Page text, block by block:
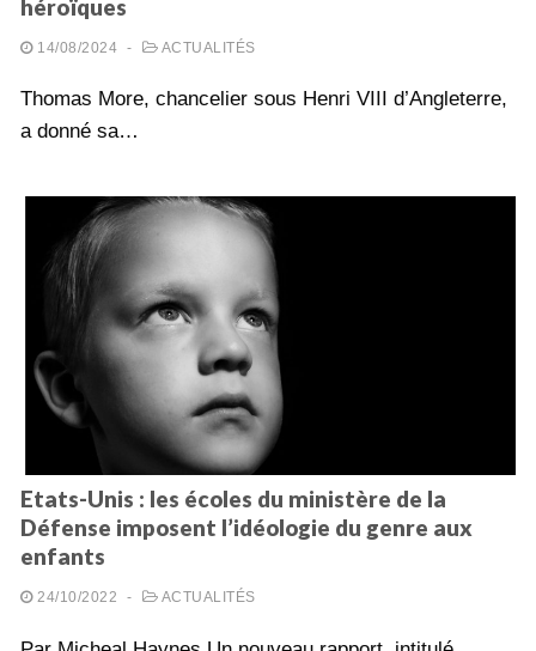
héroïques
14/08/2024 - ACTUALITÉS
Thomas More, chancelier sous Henri VIII d’Angleterre,
a donné sa…
Etats-Unis : les écoles du ministère de la
Défense imposent l’idéologie du genre aux
enfants
24/10/2022 - ACTUALITÉS